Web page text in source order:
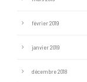
février 2019
janvier 2019
décembre 2018